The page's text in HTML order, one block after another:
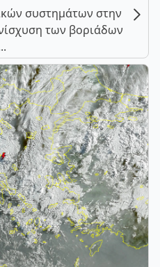
συστημάτων στην
των βοριάδων